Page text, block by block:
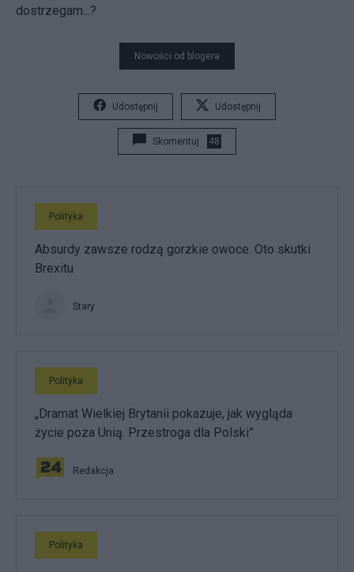
dostrzegam...?
Nowości od blogera
Udostępnij Udostępnij
Skomentuj 48
Polityka
Absurdy zawsze rodzą gorzkie owoce. Oto skutki
Brexitu
Stary
Polityka
„Dramat Wielkiej Brytanii pokazuje, jak wygląda
życie poza Unią. Przestroga dla Polski”
Redakcja
Polityka